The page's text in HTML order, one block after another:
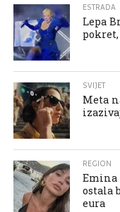
ESTRADA
Lepa
SVIJET
Meta
REGION
Emina
ostala
eura